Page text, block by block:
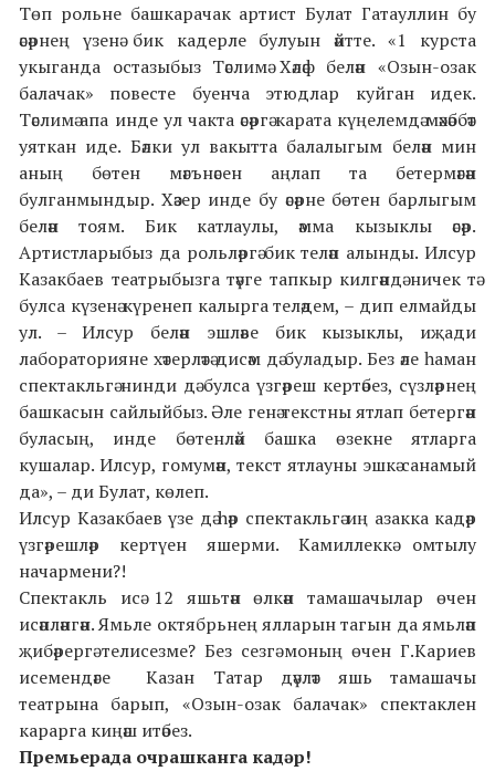
Төп рольне башкарачак артист Булат Гатауллин бу
әсәрнең үзенә бик кадерле булуын әйтте. «1 курста
укыганда остазыбыз Тәслимә Хәләф белән «Озын-озак
балачак» повесте буенча этюдлар куйган идек.
Тәслимә апа инде ул чакта әсәргә карата күңелемдә мәхәббәт
уяткан иде. Бәлки ул вакытта балалыгым белән мин
аның бөтен мәгънәсен аңлап та бетермәгән
булганмындыр. Хәзер инде бу әсәрне бөтен барлыгым
белән тоям. Бик катлаулы, әмма кызыклы әсәр.
Артистларыбыз да рольләргә бик теләп алынды. Илсур
Казакбаев театрыбызга тәүге тапкыр килгәндә ничек тә
булса күзенә күренеп калырга теләдем, – дип елмайды
ул. – Илсур белән эшләве бик кызыклы, иҗади
лабораторияне хәтерләтә дисәм дә буладыр. Без әле һаман
спектакльгә нинди дә булса үзгәреш кертәбез, сүзләрнең
башкасын сайлыйбыз. Әле генә текстны ятлап бетергән
буласың, инде бөтенләй башка өзекне ятларга
кушалар. Илсур, гомумән, текст ятлауны эшкә санамый
да», – ди Булат, көлеп.
Илсур Казакбаев үзе дә һәр спектакльгә иң азакка кадәр
үзгәрешләр кертүен яшерми. Камиллеккә омтылу
начармени?!
Спектакль исә 12 яшьтән өлкән тамашачылар өчен
исәпләнгән. Ямьле октябрьнең ялларын тагын да ямьләп
җибәрергә телисезме? Без сезгә моның өчен Г.Кариев
исемендәге
Казан Татар дәүләт яшь тамашачы
театрына барып, «Озын-озак балачак» спектаклен
карарга киңәш итәбез.
Премьерада очрашканга кадәр!